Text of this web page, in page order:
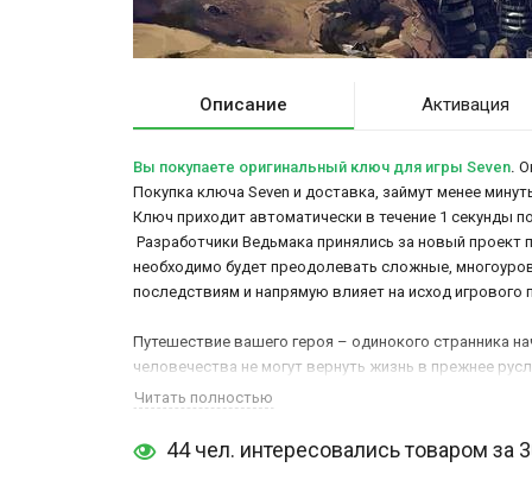
Описание Активация
Вы покупаете оригинальный ключ для игры Seven.
Покупка ключа Seven и доставка, займут менее
Ключ приходит автоматически в течение 1 секунды
Разработчики Ведьмака принялись за новый проект
необходимо будет преодолевать сложные,
последствиям и напрямую влияет на исход игрового
Путешествие вашего героя – одинокого странника
человечества не могут вернуть жизнь в прежнее
атмосферу игры.
Читать полностью
44 чел. интересовались товаром за